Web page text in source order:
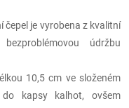
čepel je vyrobena z kvalitní
údržbu
10,5 cm ve složeném
kapsy kalhot, ovšem